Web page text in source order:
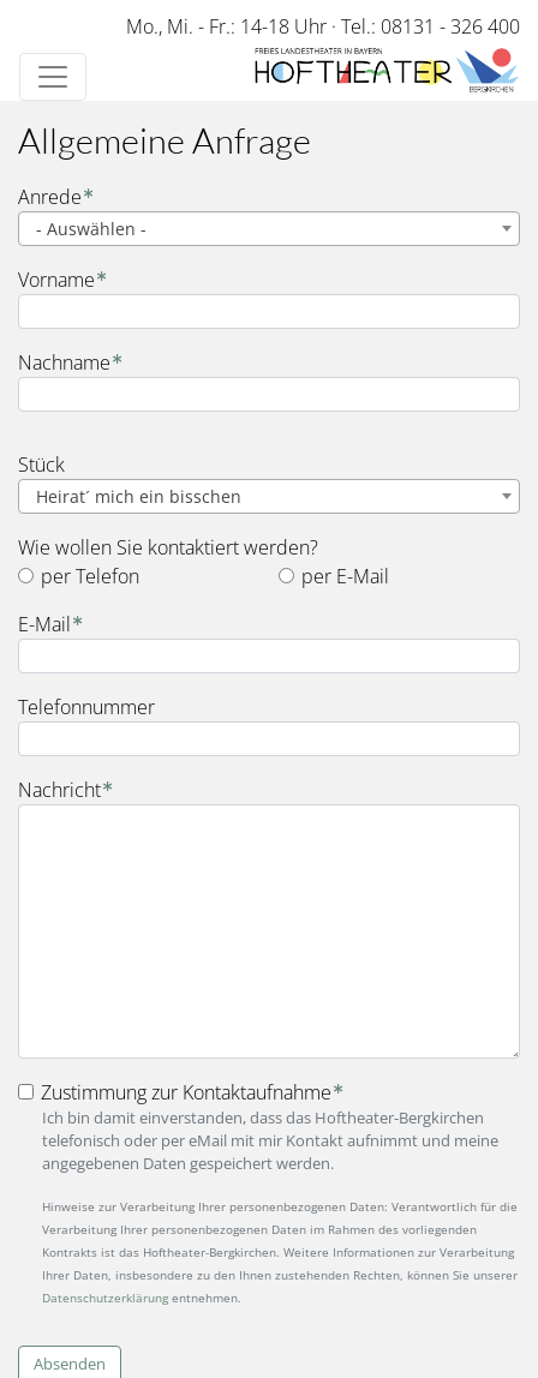
Direkt
zum
Inhalt
Mo., Mi. - Fr.: 14-18 Uhr · Tel.: 08131 - 326 400
Allgemeine Anfrage
Name
Anrede
- Auswählen -
Vorname
Nachname
Stück
Heirat´ mich ein bisschen
Wie wollen Sie kontaktiert werden?
per Telefon
per E-Mail
E-Mail
Telefonnummer
Nachricht
Zustimmung zur Kontaktaufnahme
Ich bin damit einverstanden, dass das Hoftheater-Bergkirchen
telefonisch oder per eMail mit mir Kontakt aufnimmt und meine
angegebenen Daten gespeichert werden.
Hinweise zur Verarbeitung Ihrer personenbezogenen Daten: Verantwortlich für die
Verarbeitung Ihrer personenbezogenen Daten im Rahmen des vorliegenden
Kontrakts ist das Hoftheater-Bergkirchen. Weitere Informationen zur Verarbeitung
Ihrer Daten, insbesondere zu den Ihnen zustehenden Rechten, können Sie unserer
Datenschutzerklärung entnehmen.
Absenden